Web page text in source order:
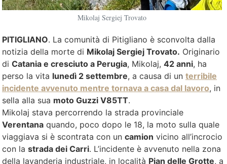
Mikolaj Sergiej Trovato
PITIGLIANO. La comunità di Pitigliano è sconvolta dalla
notizia della morte di Mikolaj Sergiej Trovato. Originario
di Catania e cresciuto a Perugia, Mikolaj, 42 anni, ha
perso la vita lunedì 2 settembre, a causa di un terribile
incidente avvenuto mentre tornava a casa dal lavoro, in
sella alla sua moto Guzzi V85TT.
Mikolaj stava percorrendo la strada provinciale
Verentana quando, poco dopo le 18, la moto sulla quale
viaggiava si è scontrata con un camion vicino all’incrocio
con la strada dei Carri. L’incidente è avvenuto nella zona
della lavanderia industriale, in località Pian delle Grotte, a